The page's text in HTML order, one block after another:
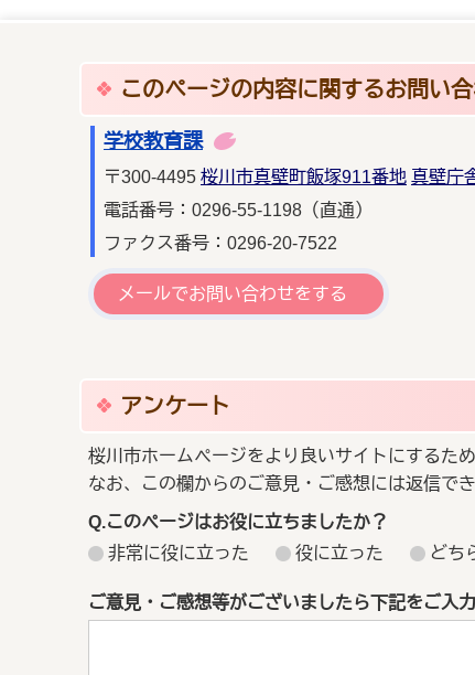
このページの内容に関するお問い
学校教育課
〒300-4495 桜川市真壁町飯塚911番地 真壁庁
電話番号：0296-55-1198（直通）
ファクス番号：0296-20-7522
メールでお問い合わせをする
アンケート
桜川市ホームページをより良いサイトにするた
なお、この欄からのご意見・ご感想には返信で
Q.このページはお役に立ちましたか？
非常に役に立った
役に立った どち
ご意見・ご感想等がございましたら下記をご入